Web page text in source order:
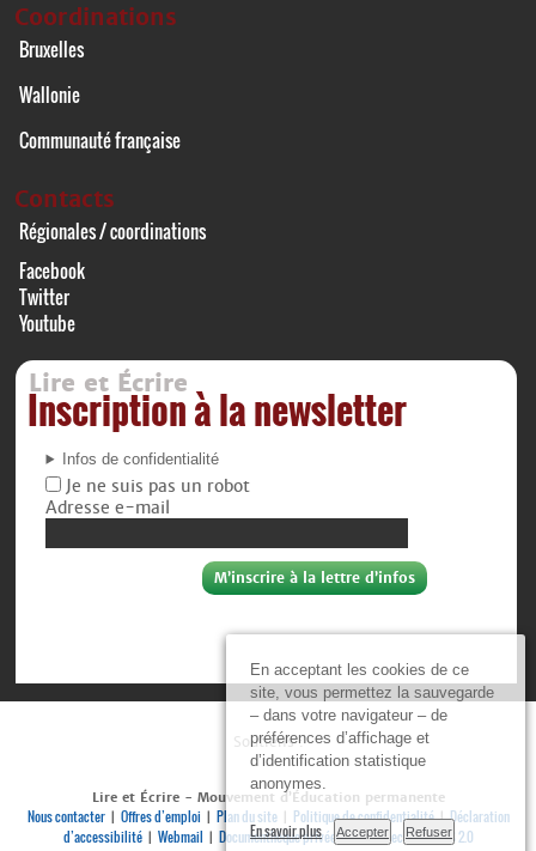
En acceptant les cookies de ce
site, vous permettez la sauvegarde
– dans votre navigateur – de
préférences d’affichage et
d’identification statistique
anonymes.
En savoir plus Accepter Refuser
Coordinations
Bruxelles
Wallonie
Communauté française
Contacts
Régionales / coordinations
Facebook
Twitter
Youtube
Lire et Écrire
Inscription à la newsletter
Infos de confidentialité
Je ne suis pas un robot
Adresse e-mail
Soutiens :
Lire et Écrire - Mouvement d’Éducation permanente
Nous contacter| Offres d’emploi | Plan du site| Politique de confidentialité|Déclaration
d’accessibilité| Webmail | Documenthèque privée|Se connecter|RSS 2.0